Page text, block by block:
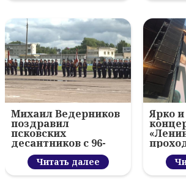
Михаил Ведерников
поздравил
псковских
десантников с 96-
летием ВДВ и
вручил награды
Читать далее
Ярко